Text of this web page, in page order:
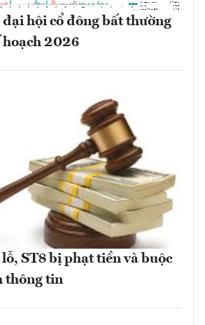
hội cổ đông bất thường
2026
ST8 bị phạt tiền và buộc
thông tin